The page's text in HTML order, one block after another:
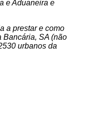
e Aduaneira e
a prestar e como
Bancária, SA (não
urbanos da